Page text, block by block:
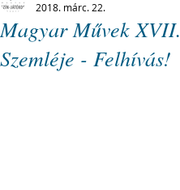
Magyar Művek XVII.
Szemléje - Felhívás!
2018. márc. 22.